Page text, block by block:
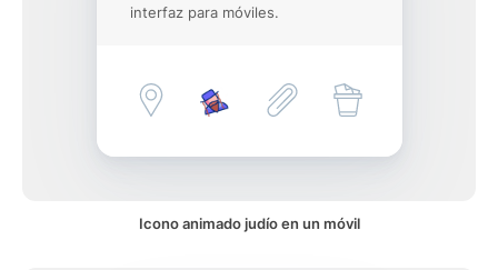
interfaz para móviles.
Icono animado judío en un móvil